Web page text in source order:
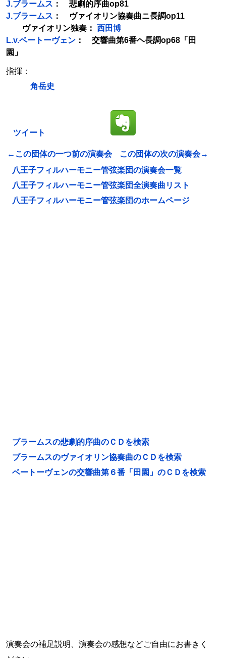
J.ブラームス ： 悲劇的序曲op81
J.ブラームス ： ヴァイオリン協奏曲ニ長調op11
ヴァイオリン独奏： 西田博
L.v.ベートーヴェン ： 交響曲第6番ヘ長調op68「田
園」
指揮：
角岳史
ツイート
←この団体の一つ前の演奏会
この団体の次の演奏会→
八王子フィルハーモニー管弦楽団の演奏会一覧
八王子フィルハーモニー管弦楽団全演奏曲リスト
八王子フィルハーモニー管弦楽団のホームページ
ブラームスの悲劇的序曲のＣＤを検索
ブラームスのヴァイオリン協奏曲のＣＤを検索
ベートーヴェンの交響曲第６番「田園」のＣＤを検索
演奏会の補足説明、演奏会の感想などご自由にお書きく